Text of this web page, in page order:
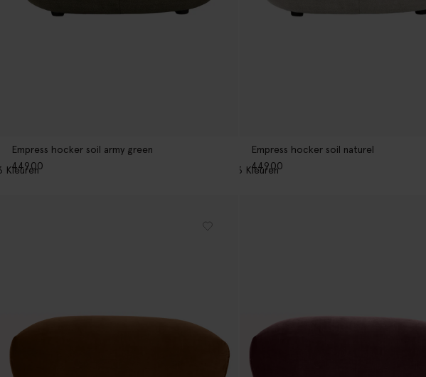
Empress hocker soil army green
449.00
Kleuren
Empress hocker soil naturel
449.00
3 Kleuren